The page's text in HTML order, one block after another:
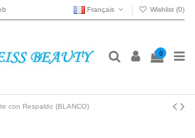
Français Wishlist (0)
0
con Respaldo (BLANCO)